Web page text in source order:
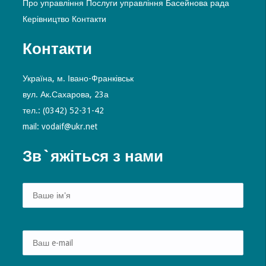
Про управління Послуги управління Басейнова рада
Керівництво Контакти
Контакти
Україна, м. Івано-Франківськ
вул. Ак.Сахарова, 23а
тел.: (0342) 52-31-42
mail: vodaif@ukr.net
Зв`яжіться з нами